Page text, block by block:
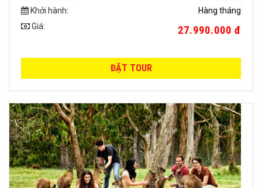
Khởi hành:
Hàng tháng
Giá:
27.990.000 đ
ĐẶT TOUR